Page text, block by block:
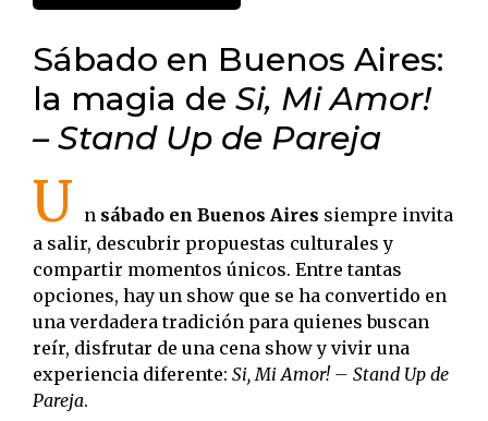
Sábado en Buenos Aires:
la magia de Si, Mi Amor!
– Stand Up de Pareja
U n sábado en Buenos Aires siempre invita
a salir, descubrir propuestas culturales y
compartir momentos únicos. Entre tantas
opciones, hay un show que se ha convertido en
una verdadera tradición para quienes buscan
reír, disfrutar de una cena show y vivir una
experiencia diferente: Si, Mi Amor! – Stand Up de
Pareja.